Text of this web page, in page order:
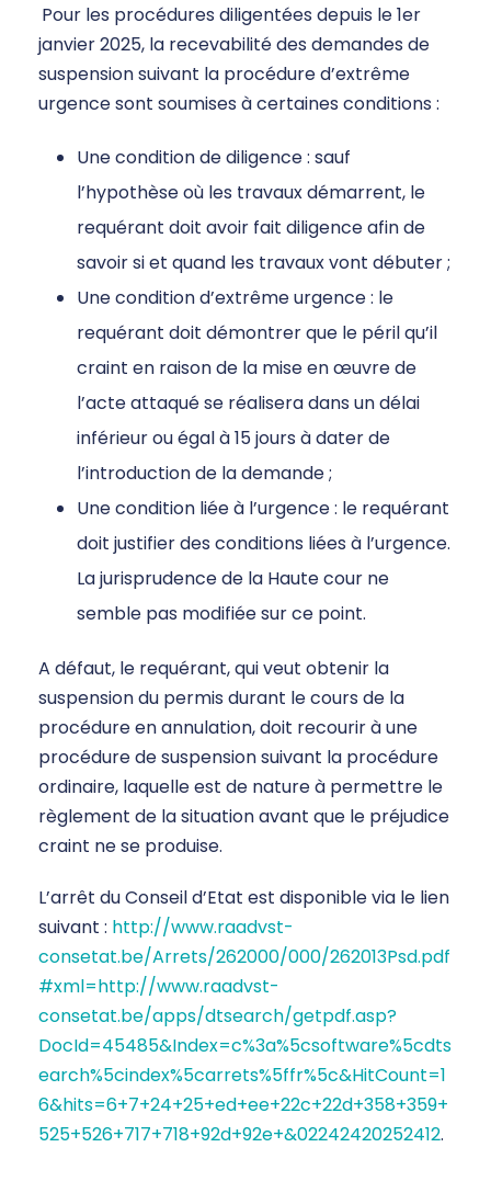
Pour les procédures diligentées depuis le 1er
janvier 2025, la recevabilité des demandes de
suspension suivant la procédure d’extrême
urgence sont soumises à certaines conditions :
Une condition de diligence : sauf
l’hypothèse où les travaux démarrent, le
requérant doit avoir fait diligence afin de
savoir si et quand les travaux vont débuter ;
Une condition d’extrême urgence : le
requérant doit démontrer que le péril qu’il
craint en raison de la mise en œuvre de
l’acte attaqué se réalisera dans un délai
inférieur ou égal à 15 jours à dater de
l’introduction de la demande ;
Une condition liée à l’urgence : le requérant
doit justifier des conditions liées à l’urgence.
La jurisprudence de la Haute cour ne
semble pas modifiée sur ce point.
A défaut, le requérant, qui veut obtenir la
suspension du permis durant le cours de la
procédure en annulation, doit recourir à une
procédure de suspension suivant la procédure
ordinaire, laquelle est de nature à permettre le
règlement de la situation avant que le préjudice
craint ne se produise.
L’arrêt du Conseil d’Etat est disponible via le lien
suivant : http://www.raadvst-
consetat.be/Arrets/262000/000/262013Psd.pdf
#xml=http://www.raadvst-
consetat.be/apps/dtsearch/getpdf.asp?
DocId=45485&Index=c%3a%5csoftware%5cdts
earch%5cindex%5carrets%5ffr%5c&HitCount=1
6&hits=6+7+24+25+ed+ee+22c+22d+358+359+
525+526+717+718+92d+92e+&02242420252412.